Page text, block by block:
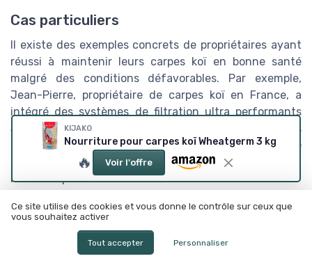
Cas particuliers
Il existe des exemples concrets de propriétaires ayant
réussi à maintenir leurs carpes koï en bonne santé
malgré des conditions défavorables. Par exemple,
Jean-Pierre, propriétaire de carpes koï en France, a
intégré des systèmes de filtration ultra performants
SuperFish Pond Eco, et a réussi à réduire les maladies
de ses poissons à presque zéro en trois ans. Ce genre
de cas montre bien que des mesures préventives et
réactives peuvent faire toute la différence.
Études de cas et exemples de
bassins réussis
KIJAKO
Nourriture pour carpes koï Wheatgerm 3 kg
🔥 Voir l'offre
Ce site utilise des cookies et vous donne le contrôle sur ceux que
vous souhaitez activer
Tout accepter Personnaliser